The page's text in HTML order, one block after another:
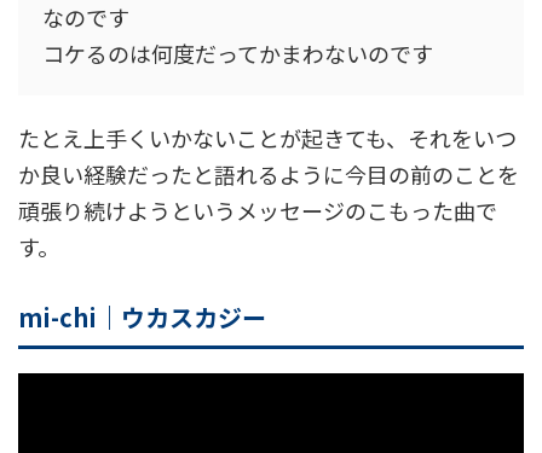
なのです
コケるのは何度だってかまわないのです
たとえ上手くいかないことが起きても、それをいつ
か良い経験だったと語れるように今目の前のことを
頑張り続けようというメッセージのこもった曲で
す。
mi-chi｜ウカスカジー